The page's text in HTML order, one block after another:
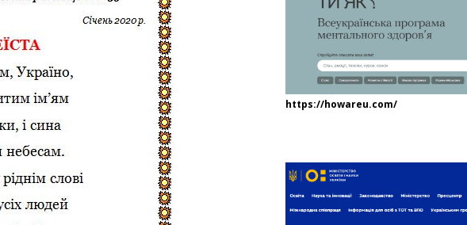
https://howareu.com/